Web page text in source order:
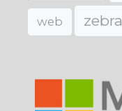
web zebra